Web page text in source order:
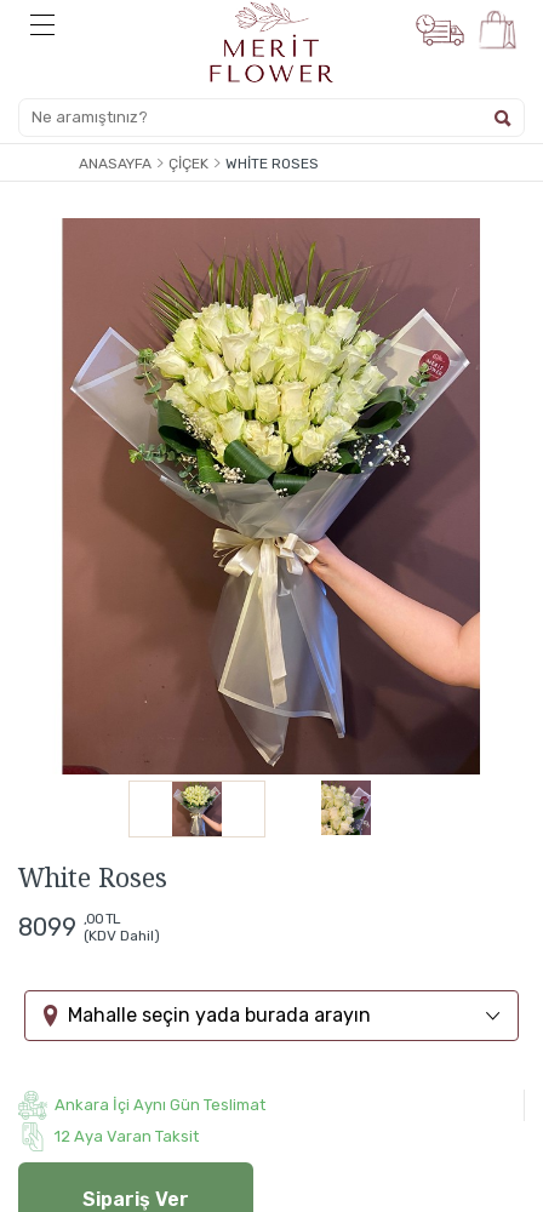
ANASAYFA ÇIÇEK WHITE ROSES
White Roses
8099 ,00 TL
(KDV Dahil)
Mahalle seçin yada burada arayın
Ankara İçi Aynı Gün Teslimat
12 Aya Varan Taksit
Sipariş Ver